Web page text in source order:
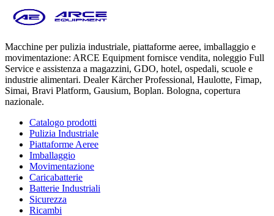
Macchine per pulizia industriale, piattaforme aeree, imballaggio e
movimentazione: ARCE Equipment fornisce vendita, noleggio Full
Service e assistenza a magazzini, GDO, hotel, ospedali, scuole e
industrie alimentari. Dealer Kärcher Professional, Haulotte, Fimap,
Simai, Bravi Platform, Gausium, Boplan. Bologna, copertura
nazionale.
Catalogo prodotti
Pulizia Industriale
Piattaforme Aeree
Imballaggio
Movimentazione
Caricabatterie
Batterie Industriali
Sicurezza
Ricambi